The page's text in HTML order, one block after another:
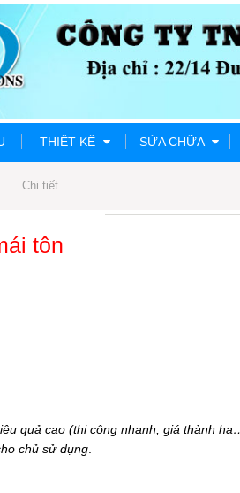
THIẾT KẾ SỬA CHỮA
Chi tiết
tôn
quả cao (thi công nhanh, giá thành
chủ sử dụng